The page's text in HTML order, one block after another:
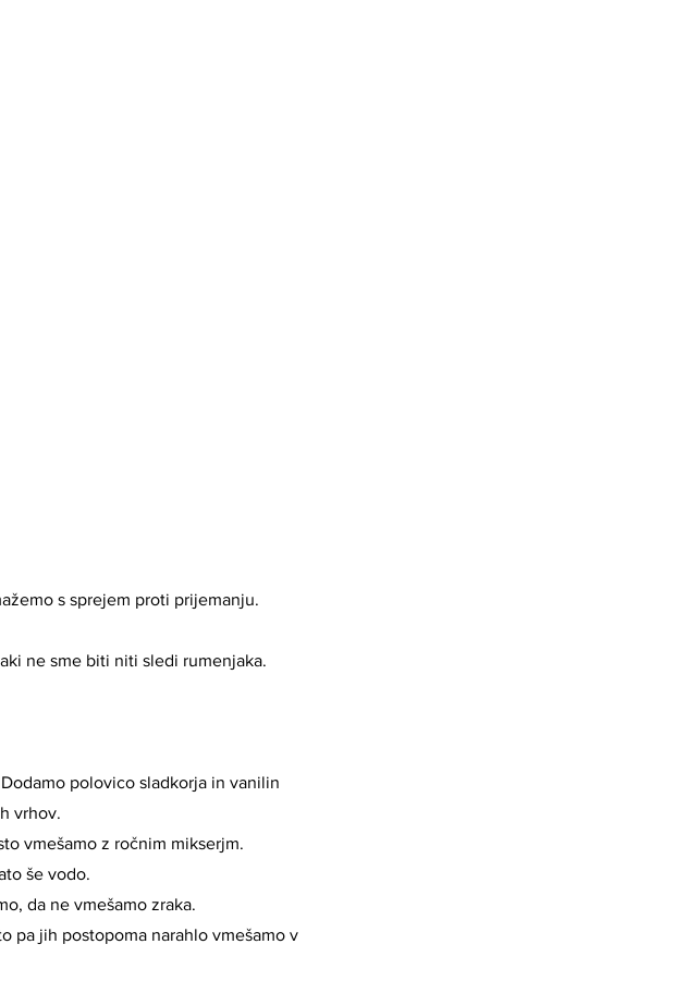
s sprejem proti prijemanju.
ne sme biti niti sledi rumenjaka.
polovico sladkorja in vanilin
vrhov.
vmešamo z ročnim mikserjm.
še vodo.
da ne vmešamo zraka.
pa jih postopoma narahlo vmešamo v